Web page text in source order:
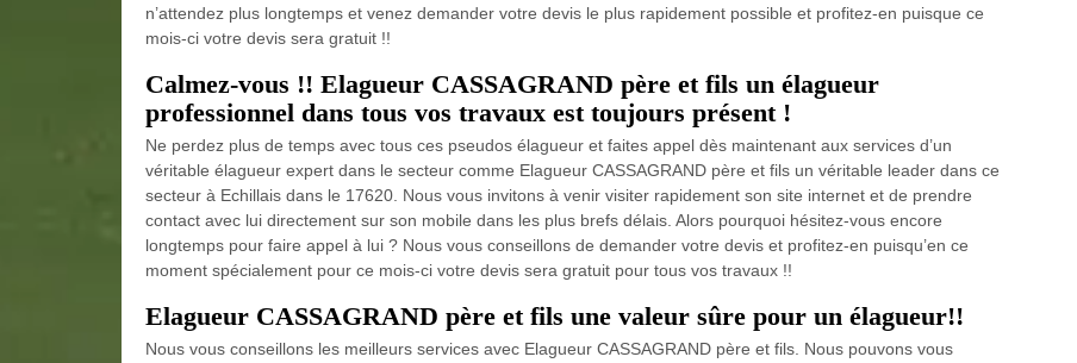
n’attendez plus longtemps et venez demander votre devis le plus rapidement possible et profitez-en puisque ce
mois-ci votre devis sera gratuit !!
Calmez-vous !! Elagueur CASSAGRAND père et fils un élagueur
professionnel dans tous vos travaux est toujours présent !
Ne perdez plus de temps avec tous ces pseudos élagueur et faites appel dès maintenant aux services d’un
véritable élagueur expert dans le secteur comme Elagueur CASSAGRAND père et fils un véritable leader dans ce
secteur à Echillais dans le 17620. Nous vous invitons à venir visiter rapidement son site internet et de prendre
contact avec lui directement sur son mobile dans les plus brefs délais. Alors pourquoi hésitez-vous encore
longtemps pour faire appel à lui ? Nous vous conseillons de demander votre devis et profitez-en puisqu’en ce
moment spécialement pour ce mois-ci votre devis sera gratuit pour tous vos travaux !!
Elagueur CASSAGRAND père et fils une valeur sûre pour un élagueur!!
Nous vous conseillons les meilleurs services avec Elagueur CASSAGRAND père et fils. Nous pouvons vous